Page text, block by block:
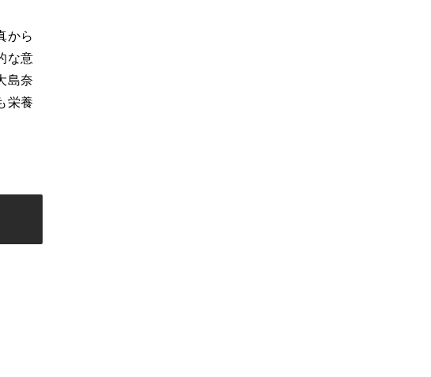
から
な意
島奈
栄養